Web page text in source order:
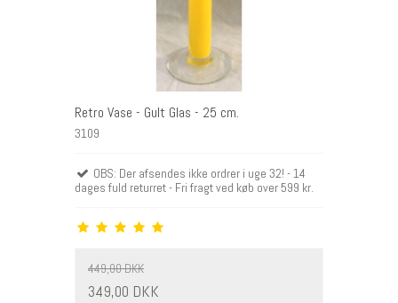
Retro Vase - Gult Glas - 25 cm.
3109
OBS: Der afsendes ikke ordrer i uge 32! - 14
dages fuld returret - Fri fragt ved køb over 599 kr.
449,00 DKK
349,00 DKK